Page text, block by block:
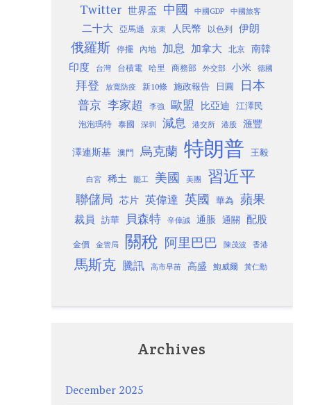
Twitter 世界盃 中國 中國GDP 中國旅客
二十大 亞馬遜 京東 人民幣 以色列 伊朗
俄羅斯 停擺 內地 加息 加拿大 北京
南韓
印度
台灣 台積電 哈里 商務部 外交部 小米 德國
拜登 放寬防疫 新10條 施政報告 日圓 日本
普京 李家超 李強 歐盟 比亞迪 江澤民
泡泡瑪特 泰國 深圳 減息 港交所 港股 滙豐
澤連斯基 澳門 烏克蘭 特朗普 王毅
白宮 稀土 罷工 美國 美團 習近平
聯儲局 芯片 英偉達 英國 華為 蘋果
裁員 訪華 貝森特 辛偉誠 通脹 通關 配股
金價 金管局 關稅 阿里巴巴 陳茂波 香港
馬斯克 騰訊 高市早苗 高盛 鮑威爾 黃仁勳
Archives
December 2025